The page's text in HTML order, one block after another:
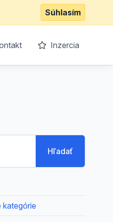
Súhlasím
Inzercia
Hľadať
kategórie